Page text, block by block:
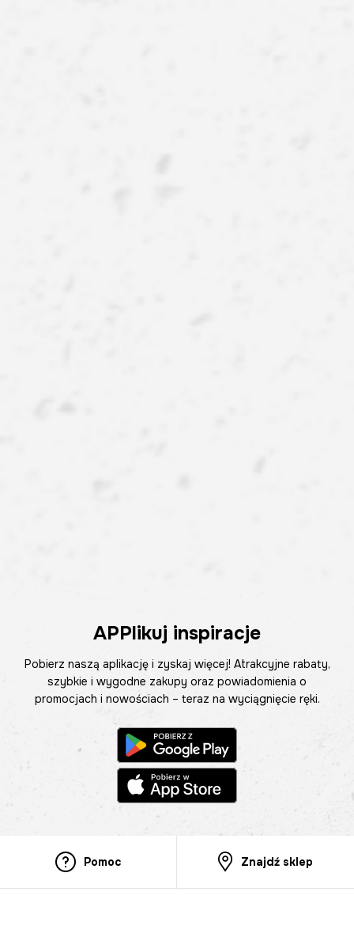
APPlikuj inspiracje
Pobierz naszą aplikację i zyskaj więcej! Atrakcyjne rabaty,
szybkie i wygodne zakupy oraz powiadomienia o
promocjach i nowościach – teraz na wyciągnięcie ręki.
Pomoc Znajdź sklep